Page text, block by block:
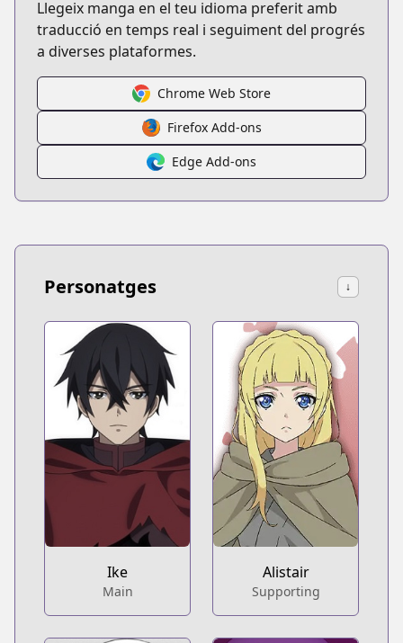
Llegeix manga en el teu idioma preferit amb
traducció en temps real i seguiment del progrés
a diverses plataformes.
Chrome Web Store
Firefox Add-ons
Edge Add-ons
Personatges ↓
Ike
Main
Alistair
Supporting